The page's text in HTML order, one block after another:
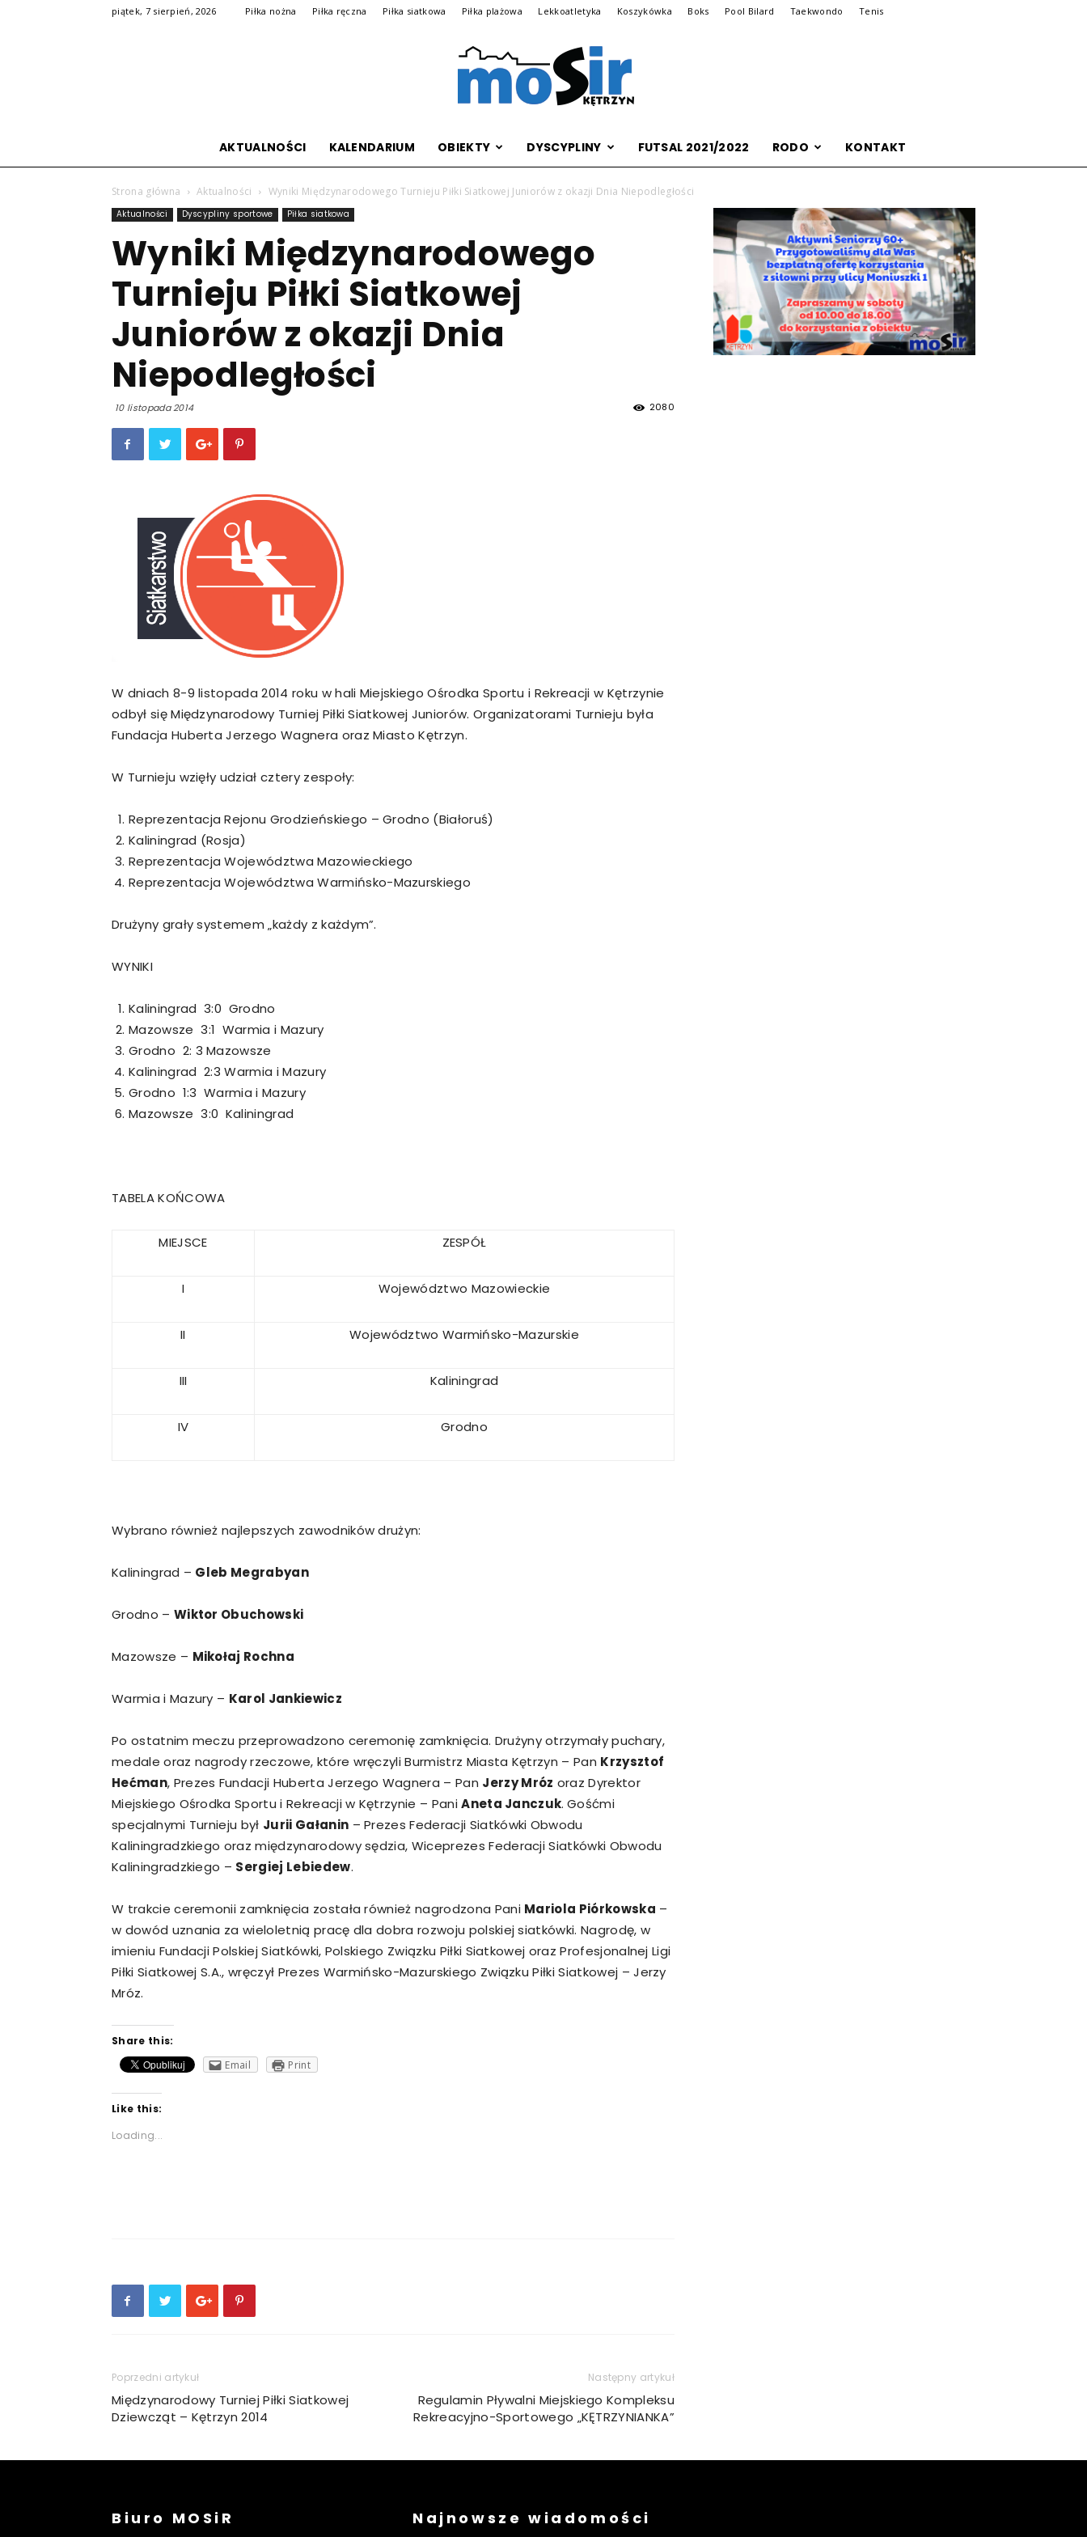
piątek, 7 sierpień, 2026 Piłka nożna Piłka ręczna Piłka siatkowa Piłka plażowa Lekkoatletyka Koszykówka Boks Pool Bilard Taekwondo Tenis
Archiwalna
wersja
AKTUALNOŚCI KALENDARIUM OBIEKTY DYSCYPLINY FUTSAL 2021/2022 RODO KONTAKT
Strona główna Aktualności Wyniki Międzynarodowego Turnieju Piłki Siatkowej Juniorów z okazji Dnia Niepodległości
Aktualności Dyscypliny sportowe Piłka siatkowa
Wyniki Międzynarodowego
Turnieju Piłki Siatkowej
Juniorów z okazji Dnia
Niepodległości
10 listopada 2014 2080
W dniach 8-9 listopada 2014 roku w hali Miejskiego Ośrodka Sportu i Rekreacji w Kętrzynie
odbył się Międzynarodowy Turniej Piłki Siatkowej Juniorów. Organizatorami Turnieju była
Fundacja Huberta Jerzego Wagnera oraz Miasto Kętrzyn.
W Turnieju wzięły udział cztery zespoły:
Reprezentacja Rejonu Grodzieńskiego – Grodno (Białoruś)
Kaliningrad (Rosja)
Reprezentacja Województwa Mazowieckiego
Reprezentacja Województwa Warmińsko-Mazurskiego
Drużyny grały systemem „każdy z każdym”.
WYNIKI
Kaliningrad 3:0 Grodno
Mazowsze 3:1 Warmia i Mazury
Grodno 2: 3 Mazowsze
Kaliningrad 2:3 Warmia i Mazury
Grodno 1:3 Warmia i Mazury
Mazowsze 3:0 Kaliningrad
TABELA KOŃCOWA
MIEJSCE ZESPÓŁ
I Województwo Mazowieckie
II Województwo Warmińsko-Mazurskie
III Kaliningrad
IV Grodno
Wybrano również najlepszych zawodników drużyn:
Kaliningrad – Gleb Megrabyan
Grodno – Wiktor Obuchowski
Mazowsze – Mikołaj Rochna
Warmia i Mazury – Karol Jankiewicz
Po ostatnim meczu przeprowadzono ceremonię zamknięcia. Drużyny otrzymały puchary,
medale oraz nagrody rzeczowe, które wręczyli Burmistrz Miasta Kętrzyn – Pan Krzysztof
Hećman, Prezes Fundacji Huberta Jerzego Wagnera – Pan Jerzy Mróz oraz Dyrektor
Miejskiego Ośrodka Sportu i Rekreacji w Kętrzynie – PaniAneta Janczuk. Gośćmi
specjalnymi Turnieju był Jurii Gałanin – Prezes Federacji Siatkówki Obwodu
Kaliningradzkiego oraz międzynarodowy sędzia, Wiceprezes Federacji Siatkówki Obwodu
Kaliningradzkiego – Sergiej Lebiedew.
W trakcie ceremonii zamknięcia została również nagrodzona Pani Mariola Piórkowska –
w dowód uznania za wieloletnią pracę dla dobra rozwoju polskiej siatkówki. Nagrodę, w
imieniu Fundacji Polskiej Siatkówki, Polskiego Związku Piłki Siatkowej oraz Profesjonalnej Ligi
Piłki Siatkowej S.A., wręczył Prezes Warmińsko-Mazurskiego Związku Piłki Siatkowej – Jerzy
Mróz.
Share this:
Email
Print
Like this:
Loading...
Poprzedni artykuł
Międzynarodowy Turniej Piłki Siatkowej
Dziewcząt – Kętrzyn 2014
Następny artykuł
Regulamin Pływalni Miejskiego Kompleksu
Rekreacyjno-Sportowego „KĘTRZYNIANKA”
Biuro MOSiR Najnowsze wiadomości